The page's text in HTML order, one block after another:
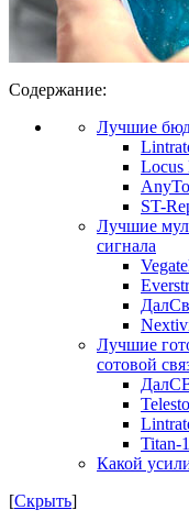
Содержание:
Лучшие
Locus
ST-
Лучшие
сигнала
Лучшие
сотовой
Titan-
Какой
[Скрыть]